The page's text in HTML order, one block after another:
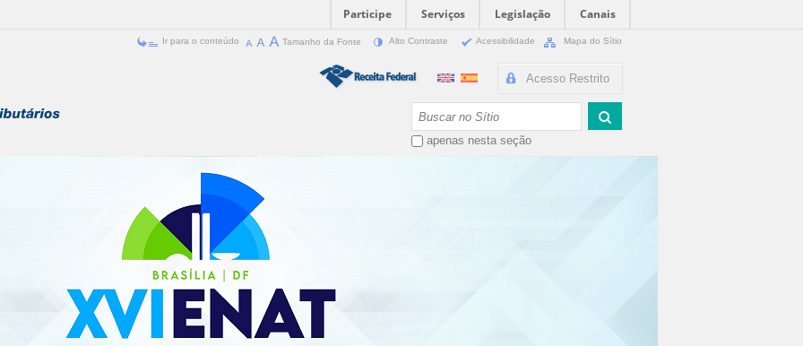
Participe Serviços Legislação
Canais
Ir para o conteúdo Tamanho da Fonte Alto Contraste Acessibilidade Mapa do Sítio
Acesso Restrito
apenas nesta seção